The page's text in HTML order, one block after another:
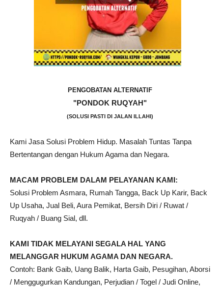
PENGOBATAN ALTERNATIF
"PONDOK RUQYAH"
(SOLUSI PASTI DI JALAN ILLAHI)
Kami Jasa Solusi Problem Hidup. Masalah Tuntas Tanpa
Bertentangan dengan Hukum Agama dan Negara.
MACAM PROBLEM DALAM PELAYANAN KAMI:
Solusi Problem Asmara, Rumah Tangga, Back Up Karir, Back
Up Usaha, Jual Beli, Aura Pemikat, Bersih Diri / Ruwat /
Ruqyah / Buang Sial, dll.
KAMI TIDAK MELAYANI SEGALA HAL YANG
MELANGGAR HUKUM AGAMA DAN NEGARA.
Contoh: Bank Gaib, Uang Balik, Harta Gaib, Pesugihan, Aborsi
/ Menggugurkan Kandungan, Perjudian / Togel / Judi Online,